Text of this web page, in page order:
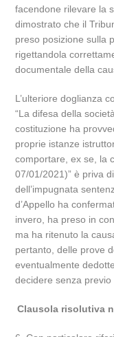
facendone rilevare la
dimostrato che il
preso posizione sulla
rigettandola
documentale della
L’ulteriore doglianza
“La difesa della
costituzione ha
proprie istanze
comportare, ex se, la
07/01/2021)” è priva
dell’impugnata
d’Appello ha
invero, ha preso in
ma ha ritenuto la
pertanto, delle prove
eventualmente
decidere senza previo
Clausola risolutiva